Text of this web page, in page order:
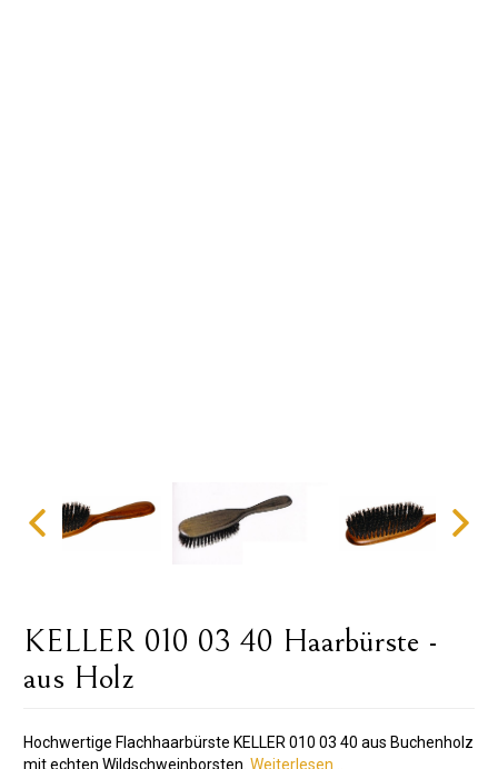
KELLER 010 03 40 Haarbürste -
aus Holz
Hochwertige Flachhaarbürste KELLER 010 03 40 aus Buchenholz
mit echten Wildschweinborsten. Weiterlesen ..